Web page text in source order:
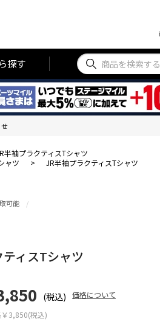
探す
半袖プラクティスTシャツ
ャツ > JR半袖プラクティスTシャツ
可能
ィスTシャツ
￥3,850(税込)
(税込) 価格について